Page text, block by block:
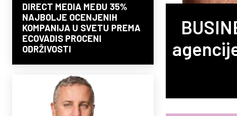
DIRECT MEDIA MEĐU 35%
NAJBOLJE OCENJENIH
KOMPANIJA U SVETU PREMA
ECOVADIS PROCENI
ODRŽIVOSTI